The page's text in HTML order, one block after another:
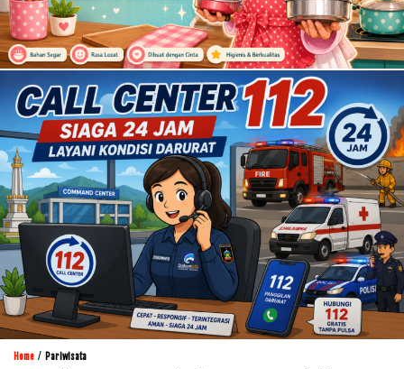
Home / Pariwisata